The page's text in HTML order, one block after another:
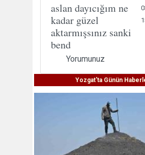
aslan dayıcığım ne
kadar güzel
aktarmışsınız sanki
bend
Yorumunuz
Yozgat'ta Günün